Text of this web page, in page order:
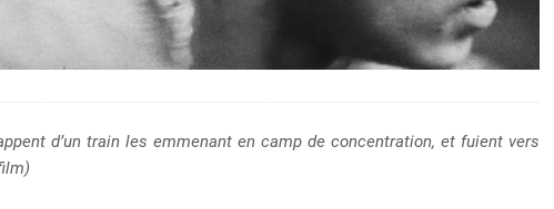
d’un train les emmenant en camp de concentration, et fuient vers